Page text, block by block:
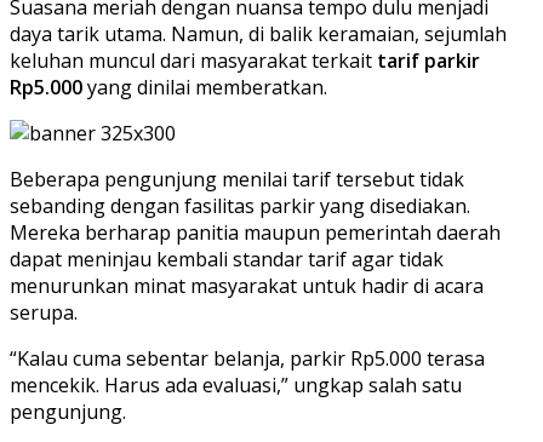
Suasana meriah dengan nuansa tempo dulu menjadi
daya tarik utama. Namun, di balik keramaian, sejumlah
keluhan muncul dari masyarakat terkait tarif parkir
Rp5.000yang dinilai memberatkan.
Beberapa pengunjung menilai tarif tersebut tidak
sebanding dengan fasilitas parkir yang disediakan.
Mereka berharap panitia maupun pemerintah daerah
dapat meninjau kembali standar tarif agar tidak
menurunkan minat masyarakat untuk hadir di acara
serupa.
“Kalau cuma sebentar belanja, parkir Rp5.000 terasa
mencekik. Harus ada evaluasi,” ungkap salah satu
pengunjung.